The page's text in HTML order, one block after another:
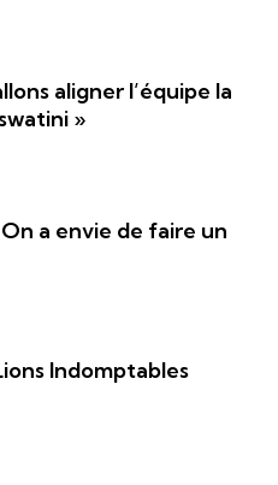
aligner l’équipe la
»
a envie de faire un
Indomptables